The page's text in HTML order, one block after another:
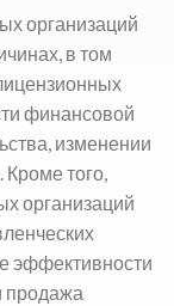
организаций
в том
финансовой
изменении
того,
организаций
эффективности
продажа